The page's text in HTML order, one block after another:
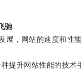
驰
，网站的速度和性能
升网站性能的技术